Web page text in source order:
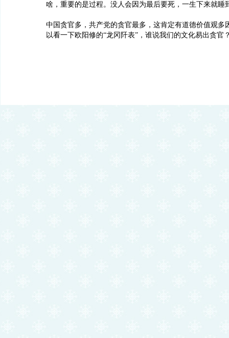
啥，重要的是过程。没人会因为最后要死，一生下来就睡
中国贪官多，共产党的贪官最多，这肯定有道德价值观多
以看一下欧阳修的“龙冈阡表”，谁说我们的文化易出贪官